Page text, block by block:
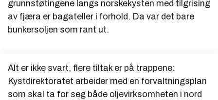
grunnstøtingene langs norskekysten med tilgrising
av fjæra er bagateller i forhold. Da var det bare
bunkersoljen som rant ut.
Alt er ikke svart, flere tiltak er på trappene:
Kystdirektoratet arbeider med en forvaltningsplan
som skal ta for seg både oljevirksomheten i nord